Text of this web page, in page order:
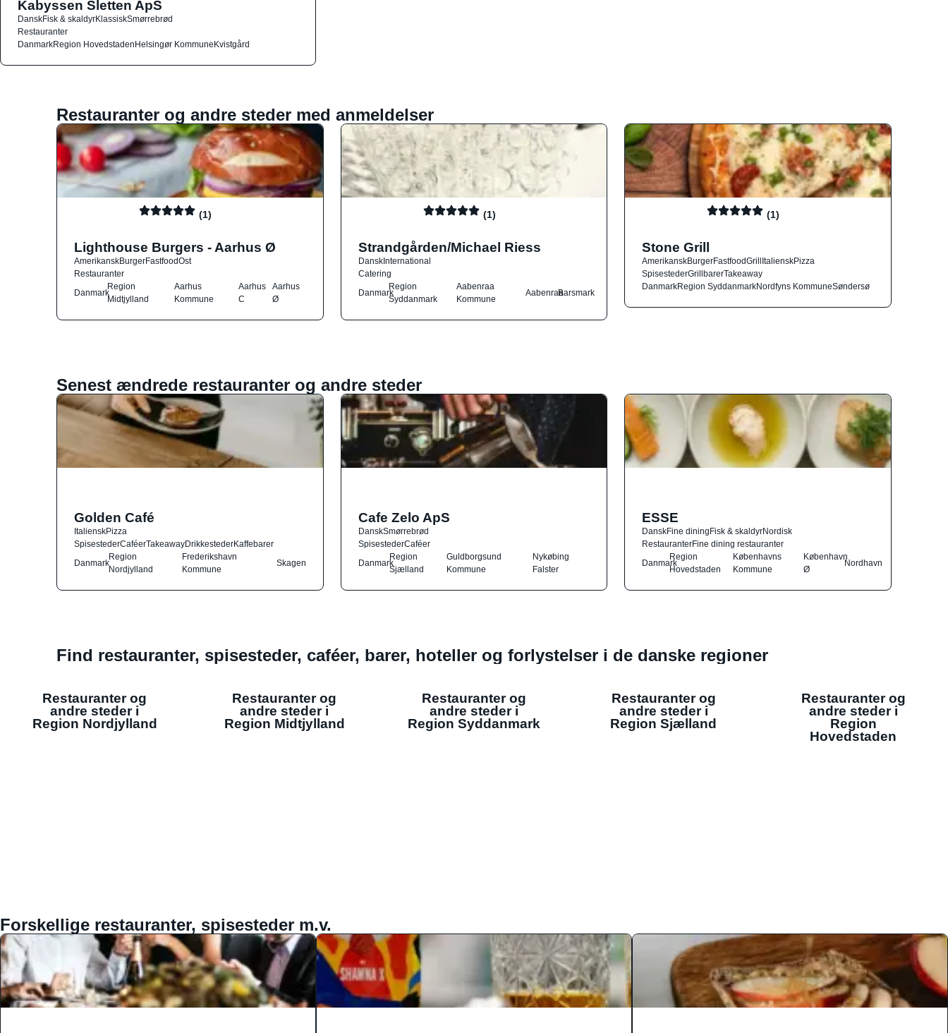
Kabyssen Sletten ApS
DanskFisk & skaldyrKlassiskSmørrebrød
Restauranter
DanmarkRegion HovedstadenHelsingør KommuneKvistgård
Restauranter og andre steder med anmeldelser
(1)
Lighthouse Burgers - Aarhus Ø
AmerikanskBurgerFastfoodOst
Restauranter
Danmark
Region
Midtjylland
Aarhus
Kommune
Aarhus
C
Aarhus
Ø
(1)
Strandgården/Michael Riess
DanskInternational
Catering
Danmark
Region
Syddanmark
Aabenraa
Kommune
AabenraaBarsmark
(1)
Stone Grill
AmerikanskBurgerFastfoodGrillItalienskPizza
SpisestederGrillbarerTakeaway
DanmarkRegion SyddanmarkNordfyns KommuneSøndersø
Senest ændrede restauranter og andre steder
Golden Café
ItalienskPizza
SpisestederCaféerTakeawayDrikkestederKaffebarer
Danmark
Region
Nordjylland
Frederikshavn
Kommune
Skagen
Cafe Zelo ApS
DanskSmørrebrød
SpisestederCaféer
Danmark
Region
Sjælland
Guldborgsund
Kommune
Nykøbing
Falster
ESSE
DanskFine diningFisk & skaldyrNordisk
RestauranterFine dining restauranter
Danmark
Region
Hovedstaden
Københavns
Kommune
København
Ø
Nordhavn
Find restauranter, spisesteder, caféer, barer, hoteller og forlystelser i de danske regioner
Restauranter og
andre steder i
Region Nordjylland
Restauranter og
andre steder i
Region Midtjylland
Restauranter og
andre steder i
Region Syddanmark
Restauranter og
andre steder i
Region Sjælland
Restauranter og
andre steder i
Region
Hovedstaden
Forskellige restauranter, spisesteder m.v.